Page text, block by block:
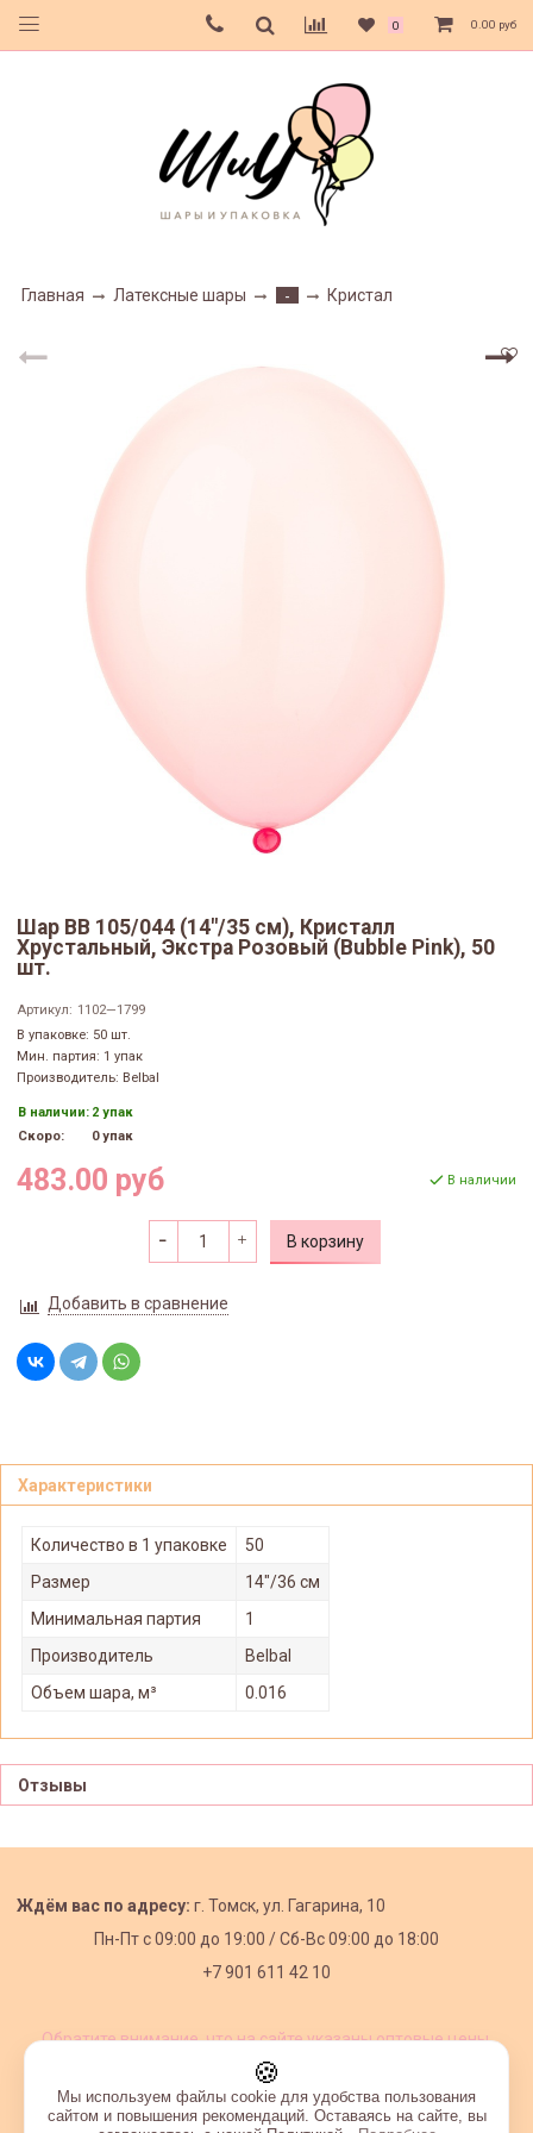
0 0.00 руб
Главная Латексные шары - Кристал
Шар ВВ 105/044 (14"/35 см), Кристалл
Хрустальный, Экстра Розовый (Bubble Pink), 50
шт.
Артикул: 1102—1799
В упаковке: 50 шт.
Мин. партия: 1 упак
Производитель: Belbal
В наличии: 2 упак
Скоро:
0 упак
483.00 руб В наличии
В корзину
Добавить в сравнение
Характеристики
Количество в 1 упаковке
50
Размер
14"/36 см
Минимальная партия
1
Производитель
Belbal
Объем шара, м³
0.016
Отзывы
Ждём вас по адресу: г. Томск, ул. Гагарина, 10
Пн-Пт с09:00 до 19:00 /Сб-Вс 09:00 до 18:00
+7 901 611 42 10
Обратите внимание, что на сайте указаны оптовые цены,
🍪
Мы используем файлы cookie для удобства пользования
сайтом и повышения рекомендаций. Оставаясь на сайте, вы